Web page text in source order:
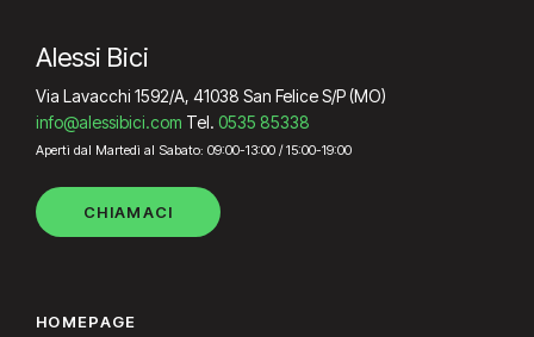
Alessi Bici
Via Lavacchi 1592/A, 41038 San Felice S/P (MO)
info@alessibici.com Tel. 0535 85338
Aperti dal Martedì al Sabato: 09:00-13:00 / 15:00-19:00
CHIAMACI
HOMEPAGE